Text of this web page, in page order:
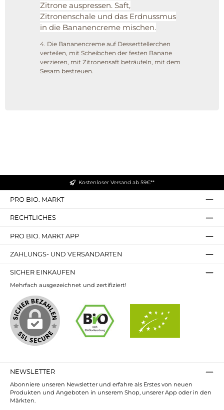
Zitrone auspressen. Saft,
Zitronenschale und das Erdnussmus
in die Bananencreme mischen.
4. Die Bananencreme auf Desserttellerchen
verteilen, mit Scheibchen der festen Banane
verzieren, mit Zitronensaft beträufeln, mit dem
Sesam bestreuen.
Kostenloser Versand ab 59€**
PRO BIO. MARKT
RECHTLICHES
PRO BIO. MARKT APP
ZAHLUNGS- UND VERSANDARTEN
SICHER EINKAUFEN
Mehrfach ausgezeichnet und zertifiziert!
NEWSLETTER
Abonniere unseren Newsletter und erfahre als Erstes von neuen
Produkten und Angeboten in unserem Shop, unserer App oder in den
Märkten.